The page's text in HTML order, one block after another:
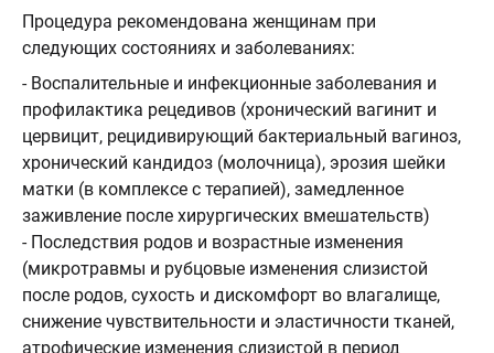
Процедура рекомендована женщинам при
следующих состояниях и заболеваниях:
- Воспалительные и инфекционные заболевания и
профилактика рецедивов (хронический вагинит и
цервицит, рецидивирующий бактериальный вагиноз,
хронический кандидоз (молочница), эрозия шейки
матки (в комплексе с терапией), замедленное
заживление после хирургических вмешательств)
- Последствия родов и возрастные изменения
(микротравмы и рубцовые изменения слизистой
после родов, сухость и дискомфорт во влагалище,
снижение чувствительности и эластичности тканей,
атрофические изменения слизистой в период